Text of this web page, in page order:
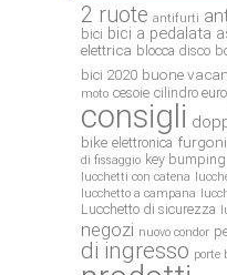
2 ruote antifurti
bici bici a pedalata
elettrica blocca disco
bici 2020 buone
moto cesoie cilindro
consigli
bike elettronica furgoni
di fissaggio key bumping
lucchetti con catena
lucchetto a campana
Lucchetto di sicurezza
negozi nuovo condor
di ingresso porte